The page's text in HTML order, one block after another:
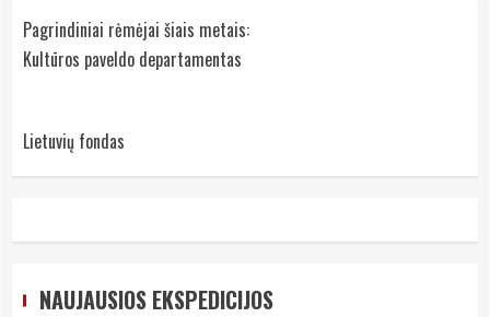
Pagrindiniai rėmėjai šiais metais:
Kultūros paveldo departamentas
Lietuvių fondas
NAUJAUSIOS EKSPEDICIJOS